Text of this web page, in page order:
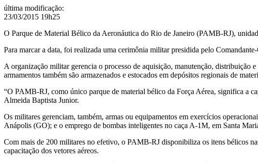
última modificação:
23/03/2015 19h25
O Parque de Material Bélico da Aeronáutica do Rio de Janeiro (PAMB-RJ),
Para marcar a data, foi realizada uma cerimônia militar presidida pelo
A organização militar gerencia o processo de aquisição, manutenção, distribuição
armamentos também são armazenados e estocados em depósitos regionais de
“O PAMB-RJ, como único parque de material bélico da Força Aérea, significa a
Almeida Baptista Junior.
Os militares gerenciam, também, armas ou equipamentos em exercícios
Anápolis (GO); e o emprego de bombas inteligentes no caça A-1M, em Santa
Com mais de 200 militares no efetivo, o PAMB-RJ disponibiliza os itens bélicos
capacitação dos vetores aéreos.